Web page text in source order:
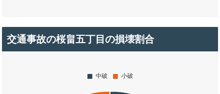
交通事故の桜畠五丁目の損壊割合